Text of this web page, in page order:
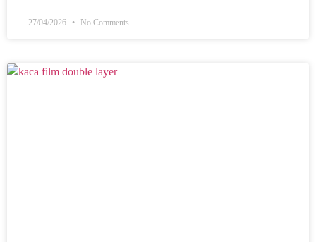
27/04/2026 No Comments